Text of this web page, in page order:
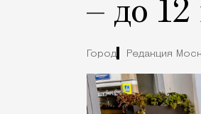
— до 12
Город Редакция